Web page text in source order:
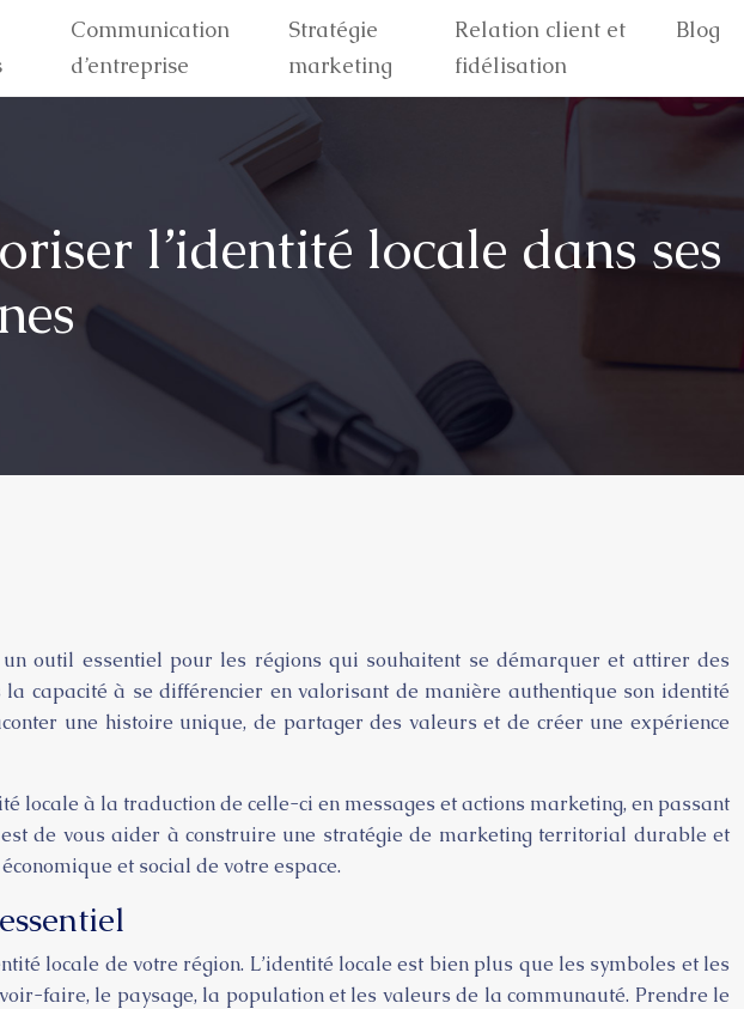
Communication
d’entreprise
Stratégie
marketing
Relation client et
fidélisation
Blog
l’identité locale dans ses
outil essentiel pour les régions qui souhaitent se démarquer et attirer des
capacité à se différencier en valorisant de manière authentique son identité
une histoire unique, de partager des valeurs et de créer une expérience
locale à la traduction de celle-ci en messages et actions marketing, en passant
de vous aider à construire une stratégie de marketing territorial durable et
et social de votre espace.
locale de votre région. L’identité locale est bien plus que les symboles et les
faire, le paysage, la population et les valeurs de la communauté. Prendre le